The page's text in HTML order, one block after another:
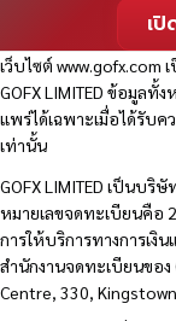
เ
เว็บไซต์www.gofx.com
GOFX LIMITED ข้อมูลทั้
แพร่ได้เฉพาะเมื่อได้รับค
เท่านั้น
GOFX LIMITED เป็นบริ
หมายเลขจดทะเบียนคือ
การให้บริการทางการเงิ
สำนักงานจดทะเบียนของ
Centre, 330,